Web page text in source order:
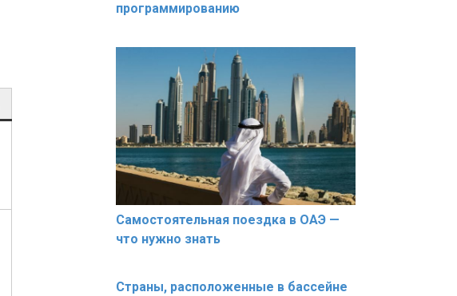
программированию
Самостоятельная поездка в ОАЭ —
что нужно знать
Страны, расположенные в бассейне